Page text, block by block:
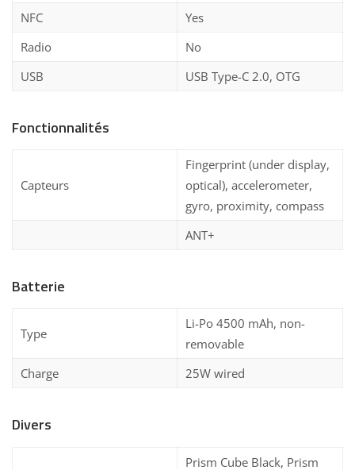
NFC
Yes
Radio
No
USB
USB Type-C 2.0, OTG
Fonctionnalités
Capteurs
Fingerprint (under display,
optical), accelerometer,
gyro, proximity, compass
ANT+
Batterie
Type
Li-Po 4500 mAh, non-
removable
Charge
25W wired
Divers
Prism Cube Black, Prism